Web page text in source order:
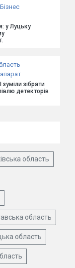
Бізнес
у Луцьку
зібрати
детекторів
область
область
область